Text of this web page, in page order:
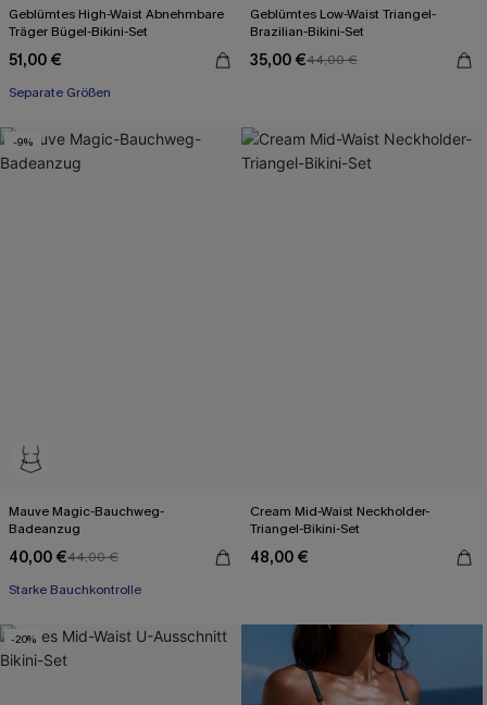
Geblümtes High-Waist Abnehmbare
Träger Bügel-Bikini-Set
51,00 €
Separate Größen
Geblümtes Low-Waist Triangel-
Brazilian-Bikini-Set
35,00 €44,00 €
-9%
Mauve Magic-Bauchweg-
Badeanzug
40,00 €44,00 €
Starke Bauchkontrolle
Cream Mid-Waist Neckholder-
Triangel-Bikini-Set
48,00 €
-20%